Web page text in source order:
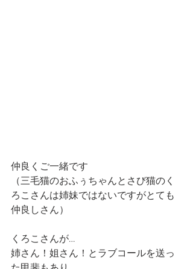
仲良くご一緒です
（三毛猫のおふぅちゃんとさび猫のく
ろこさんは姉妹ではないですがとても
仲良しさん）
くろこさんが…
姉さん！姐さん！とラブコールを送っ